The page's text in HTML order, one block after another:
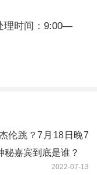
理时间：9:00—
伦跳？7月18日晚7
秘嘉宾到底是谁？
2022-07-13